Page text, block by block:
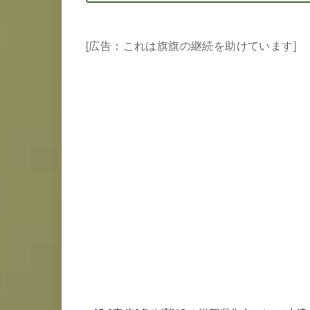
[広告：これは旗旗の継続を助けています]